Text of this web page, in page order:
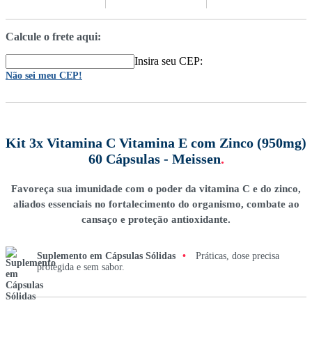
Calcule o frete aqui:
Insira seu CEP:
Não sei meu CEP!
Kit 3x Vitamina C Vitamina E com Zinco (950mg)
60 Cápsulas - Meissen.
Favoreça sua imunidade com o poder da vitamina C e do zinco,
aliados essenciais no fortalecimento do organismo, combate ao
cansaço e proteção antioxidante.
Suplemento em Cápsulas Sólidas •
Práticas, dose precisa
protegida e sem sabor.